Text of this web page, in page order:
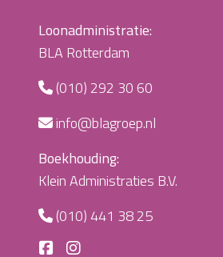
Loonadministratie:
BLA Rotterdam
(010) 292 30 60
info@blagroep.nl
Boekhouding:
Klein Administraties B.V.
(010) 441 38 25